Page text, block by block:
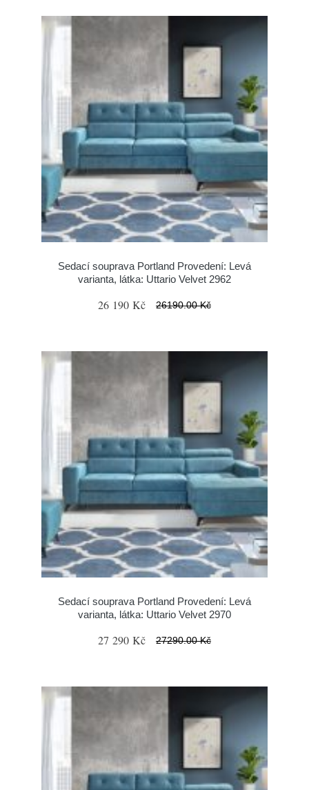
Sedací souprava Portland Provedení: Levá
varianta, látka: Uttario Velvet 2962
26 190 Kč 26190.00 Kč
Sedací souprava Portland Provedení: Levá
varianta, látka: Uttario Velvet 2970
27 290 Kč 27290.00 Kč